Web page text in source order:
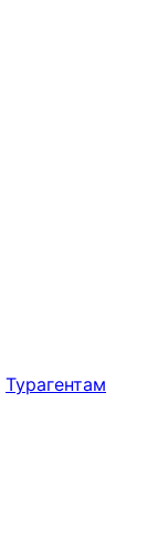
Турагентам